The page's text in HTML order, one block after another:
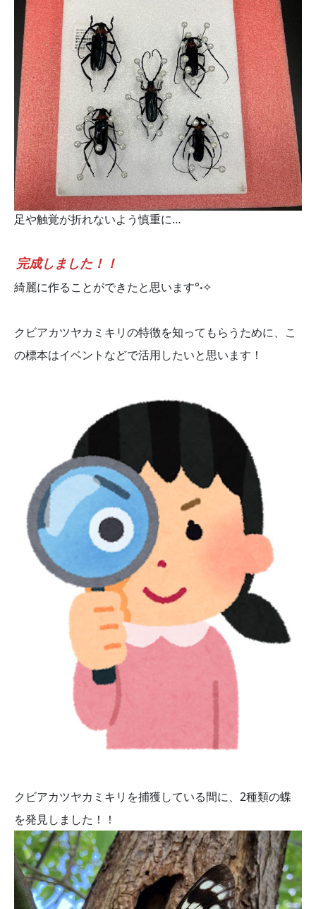
足や触覚が折れないよう慎重に…
完成しました！！
綺麗に作ることができたと思います°˖✧
クビアカツヤカミキリの特徴を知ってもらうために、こ
の標本はイベントなどで活用したいと思います！
クビアカツヤカミキリを捕獲している間に、2種類の蝶
を発見しました！！